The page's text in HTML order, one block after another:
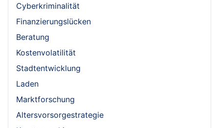
Cyberkriminalität
Finanzierungslücken
Beratung
Kostenvolatilität
Stadtentwicklung
Laden
Marktforschung
Altersvorsorgestrategie